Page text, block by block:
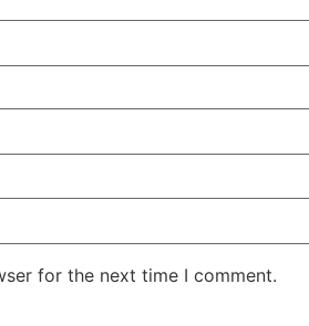
for the next time I comment.